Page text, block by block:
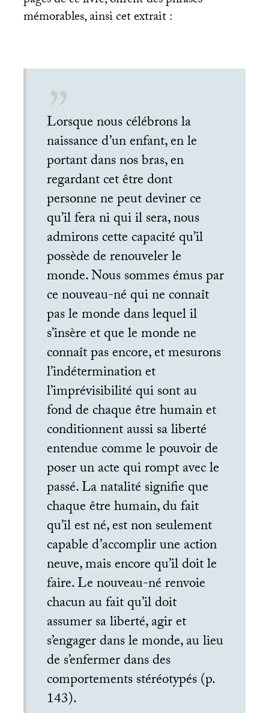
mémorables, ainsi cet extrait :
Lorsque nous célébrons la
naissance d’un enfant, en le
portant dans nos bras, en
regardant cet être dont
personne ne peut deviner ce
qu’il fera ni qui il sera, nous
admirons cette capacité qu’il
possède de renouveler le
monde. Nous sommes émus par
ce nouveau-né qui ne connaît
pas le monde dans lequel il
s’insère et que le monde ne
connaît pas encore, et mesurons
l’indétermination et
l’imprévisibilité qui sont au
fond de chaque être humain et
conditionnent aussi sa liberté
entendue comme le pouvoir de
poser un acte qui rompt avec le
passé. La natalité signifie que
chaque être humain, du fait
qu’il est né, est non seulement
capable d’accomplir une action
neuve, mais encore qu’il doit le
faire. Le nouveau-né renvoie
chacun au fait qu’il doit
assumer sa liberté, agir et
s’engager dans le monde, au lieu
de s’enfermer dans des
comportements stéréotypés (p.
143).